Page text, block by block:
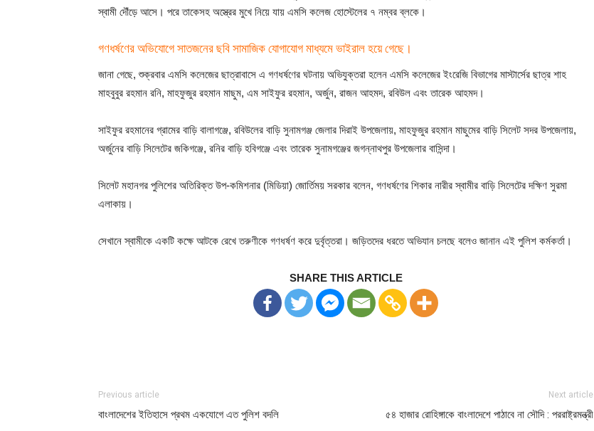
স্বামী দৌঁড়ে আসে। পরে তাকেসহ অস্ত্রের মুখে নিয়ে যায় এমসি কলেজ হোস্টেলের ৭ নম্বর ব্লকে।
গণধর্ষণের অভিযোগে সাতজনের ছবি সামাজিক যোগাযোগ মাধ্যমে ভাইরাল হয়ে গেছে।
জানা গেছে, শুক্রবার এমসি কলেজের ছাত্রাবাসে এ গণধর্ষণের ঘটনায় অভিযুক্তরা হলেন এমসি কলেজের ইংরেজি বিভাগের মাস্টার্সের ছাত্র শাহ
মাহবুবুর রহমান রনি, মাহফুজুর রহমান মাছুম, এম সাইফুর রহমান, অর্জুন, রাজন আহমদ, রবিউল এবং তারেক আহমদ।
সাইফুর রহমানের গ্রামের বাড়ি বালাগঞ্জে, রবিউলের বাড়ি সুনামগঞ্জ জেলার দিরাই উপজেলায়, মাহফুজুর রহমান মাছুমের বাড়ি সিলেট সদর উপজেলায়,
অর্জুনের বাড়ি সিলেটের জকিগঞ্জে, রনির বাড়ি হবিগঞ্জে এবং তারেক সুনামগঞ্জের জগন্নাথপুর উপজেলার বাসিন্দা।
সিলেট মহানগর পুলিশের অতিরিক্ত উপ-কমিশনার (মিডিয়া) জোর্তিময় সরকার বলেন, গণধর্ষণের শিকার নারীর স্বামীর বাড়ি সিলেটের দক্ষিণ সুরমা
এলাকায়।
সেখানে স্বামীকে একটি কক্ষে আটকে রেখে তরুণীকে গণধর্ষণ করে দুর্বৃত্তরা। জড়িতদের ধরতে অভিযান চলছে বলেও জানান এই পুলিশ কর্মকর্তা।
SHARE THIS ARTICLE
Previous article
বাংলাদেশের ইতিহাসে প্রথম একযোগে এত পুলিশ বদলি
Next article
৫৪ হাজার রোহিঙ্গাকে বাংলাদেশে পাঠাবে না সৌদি : পররাষ্ট্রমন্ত্রী